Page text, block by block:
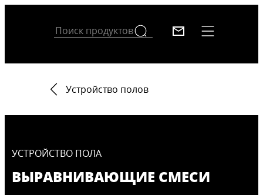
Устройство полов
УСТРОЙСТВО ПОЛА
ВЫРАВНИВАЮЩИЕ СМЕСИ